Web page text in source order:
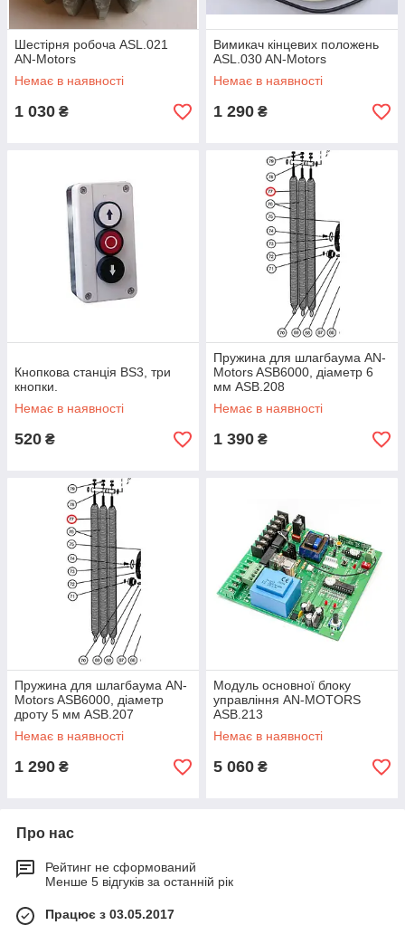
Шестірня робоча ASL.021
AN-Motors
Немає в наявності
1 030 ₴
Вимикач кінцевих положень
ASL.030 AN-Motors
Немає в наявності
1 290 ₴
Кнопкова станція BS3, три
кнопки.
Немає в наявності
520 ₴
Пружина для шлагбаума AN-
Motors ASB6000, діаметр 6
мм ASB.208
Немає в наявності
1 390 ₴
Пружина для шлагбаума AN-
Motors ASB6000, діаметр
дроту 5 мм ASB.207
Немає в наявності
1 290 ₴
Модуль основної блоку
управління AN-MOTORS
ASB.213
Немає в наявності
5 060 ₴
Про нас
Рейтинг не сформований
Менше 5 відгуків за останній рік
Працює з 03.05.2017